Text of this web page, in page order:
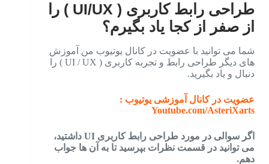
طراحی رابط کاربری ( UI/UX ) را
از صفر از کجا یاد بگیرم؟
شما می توانید با عضویت در کانال یوتیوب من آموزش
های دیگر طراحی رابط و تجربه کاربری ( UI / UX ) را
دنبال و یاد بگیرید.
عضویت در کانال آموزشی یوتیوب :
Youtube.com/AsteriXarts
اگر سوالی در مورد طراحی رابط کاربری UI داشتید،
می توانید در قسمت نظرات بپرسید تا به آن ها جواب
دهم.